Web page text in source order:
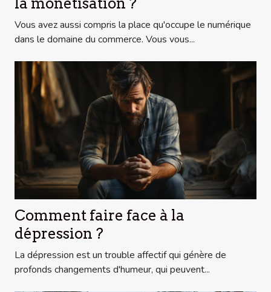
Vous avez aussi compris la place qu'occupe le numérique
dans le domaine du commerce. Vous vous...
Comment faire face à la
dépression ?
La dépression est un trouble affectif qui génère de
profonds changements d'humeur, qui peuvent...